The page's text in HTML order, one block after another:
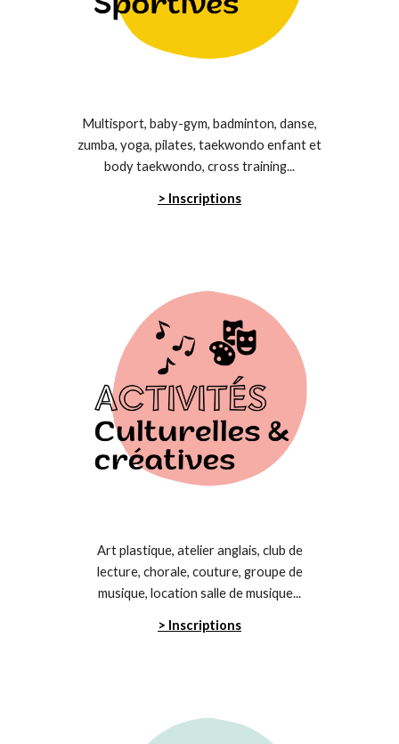
Multisport, baby-gym, badminton, danse,
zumba, yoga, pilates, taekwondo enfant et
body taekwondo, cross training...
> Inscriptions
Art plastique, atelier anglais, club de
lecture, chorale, couture, groupe de
musique, location salle de musique...
> Inscriptions